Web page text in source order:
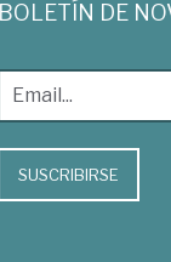
BOLETÍN DE
SUSCRIBIRSE